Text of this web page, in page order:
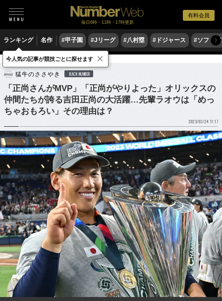
有料会員
毎日6時・11時・17時更新
ランキング 名作 #甲子園 #Jリーグ #八村塁 #ドジャース #ソフト〉
野球 プロ野球 侍ジャパン
猛牛のささやき BACK NUMBER
「正尚さんがMVP」「正尚がやりよった」オリックスの
仲間たちが誇る吉田正尚の大活躍…先輩ラオウは「めっ
ちゃおもろい」その理由は？
2023/03/24 11:17
今人気の記事が競技ごとに探せます ×